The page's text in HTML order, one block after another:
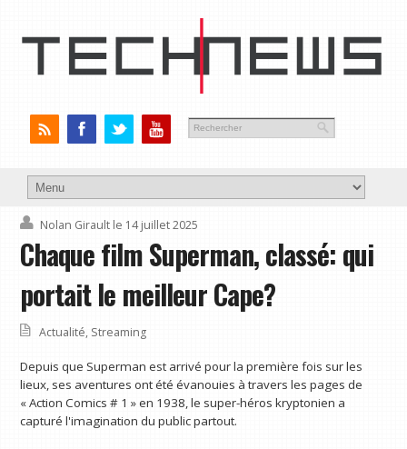
Nolan Girault le 14 juillet 2025
Chaque film Superman, classé: qui
portait le meilleur Cape?
Actualité, Streaming
Depuis que Superman est arrivé pour la première fois sur les
lieux, ses aventures ont été évanouies à travers les pages de
« Action Comics # 1 » en 1938, le super-héros kryptonien a
capturé l'imagination du public partout.